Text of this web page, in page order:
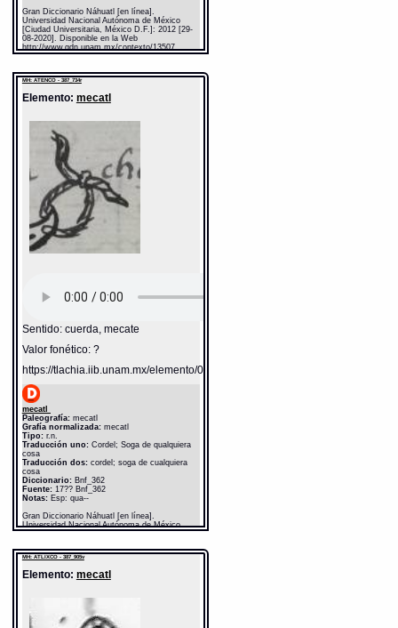
Gran Diccionario Náhuatl [en línea].
Universidad Nacional Autónoma de México
[Ciudad Universitaria, México D.F.]: 2012 [29-
08-2020]. Disponible en la Web
http://www.gdn.unam.mx/contexto/13507
MH: ATENCO - 387_734r
Elemento: mecatl
Sentido: cuerda, mecate
Valor fonético: ?
https://tlachia.iib.unam.mx/elemento/05.11.03
mecatl
Paleografía:mecatl
Grafía normalizada:mecatl
Tipo:r.n.
Traducción uno:Cordel; Soga de qualquiera
cosa
Traducción dos:cordel; soga de cualquiera
cosa
Diccionario: Bnf_362
Fuente:17?? Bnf_362
Notas:Esp: qua--
Gran Diccionario Náhuatl [en línea].
Universidad Nacional Autónoma de México
[Ciudad Universitaria, México D.F.]: 2012 [29-
http://www.gdn.unam.mx/contexto/13507
MH: ATLIXCO - 387_905v
Elemento: mecatl